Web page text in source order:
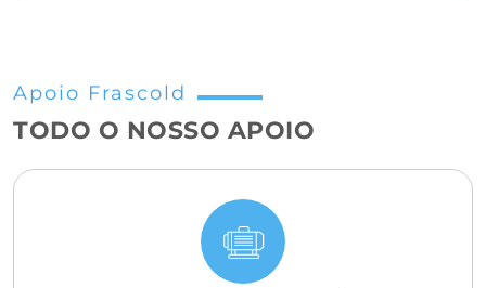
Apoio Frascold
TODO O NOSSO APOIO